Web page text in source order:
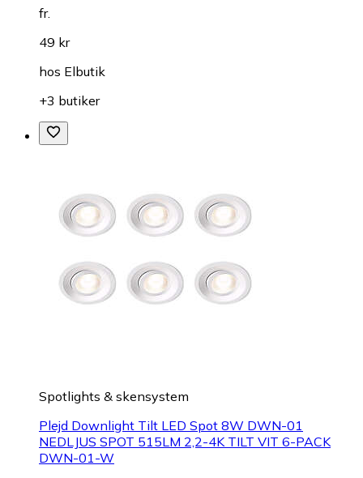
fr.
49 kr
hos Elbutik
+3 butiker
Spotlights & skensystem
Plejd Downlight Tilt LED Spot 8W DWN-01
NEDLJUS SPOT 515LM 2,2-4K TILT VIT 6-PACK
DWN-01-W